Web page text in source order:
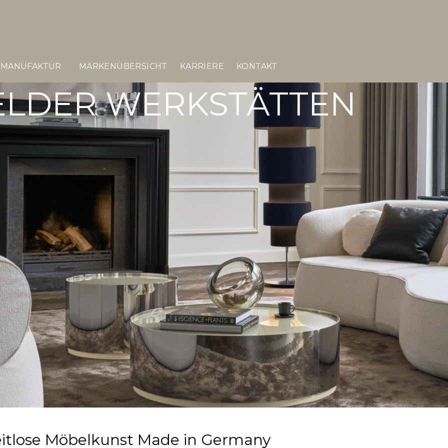
MANUFAKTUR MARKENÜBERSICHT KARRIERE KONTAKT
WERKSTÄTTEN
Möbelkunst Made in Germany